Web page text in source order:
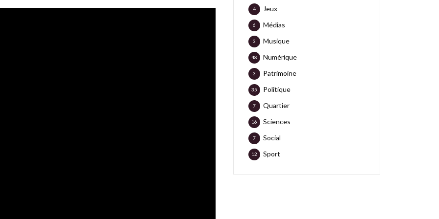
Jeux
4
Médias
6
Musique
3
Numérique
48
Patrimoine
3
Politique
35
Quartier
7
Sciences
16
Social
7
Sport
12